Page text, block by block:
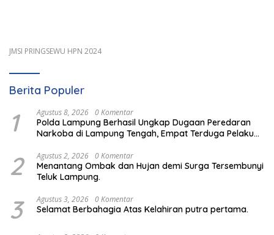
JMSI PRINGSEWU HPN 2024
Berita Populer
1 Agustus 8, 2026 0 Komentar
Polda Lampung Berhasil Ungkap Dugaan Peredaran
Narkoba di Lampung Tengah, Empat Terduga Pelaku
2 Agustus 2, 2026 0 Komentar
Menantang Ombak dan Hujan demi Surga Tersembunyi
Teluk Lampung.
3 Agustus 3, 2026 0 Komentar
Selamat Berbahagia Atas Kelahiran putra pertama.